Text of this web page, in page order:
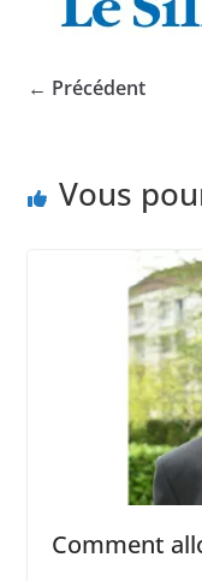
← Précédent
Vous
Comment